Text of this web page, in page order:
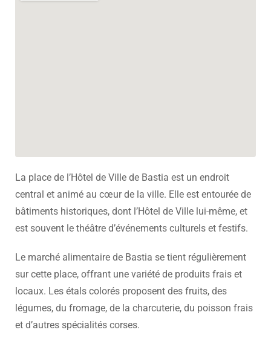
La place de l’Hôtel de Ville de Bastia est un endroit
central et animé au cœur de la ville. Elle est entourée de
bâtiments historiques, dont l’Hôtel de Ville lui-même, et
est souvent le théâtre d’événements culturels et festifs.
Le marché alimentaire de Bastia se tient régulièrement
sur cette place, offrant une variété de produits frais et
locaux. Les étals colorés proposent des fruits, des
légumes, du fromage, de la charcuterie, du poisson frais
et d’autres spécialités corses.